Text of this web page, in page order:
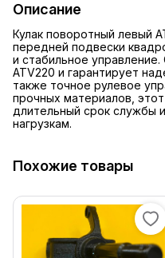
Описание
Кулак поворотный левый
передней подвески
и стабильное
ATV220 и гарантирует
также точное рулевое
прочных материалов,
длительный срок службы
нагрузкам.
Похожие товары